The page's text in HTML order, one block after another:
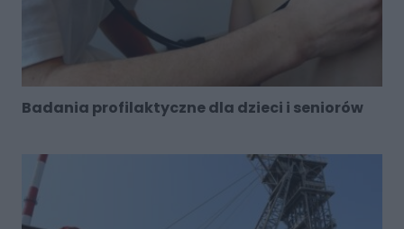
Badania profilaktyczne dla dzieci i seniorów